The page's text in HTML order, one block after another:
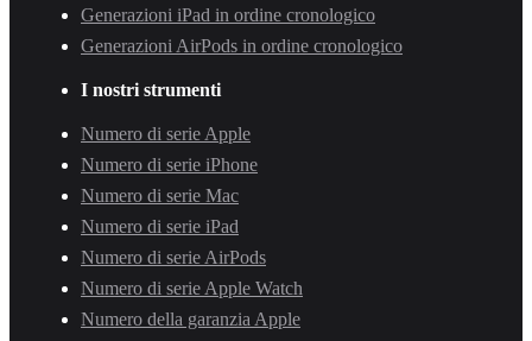
Generazioni iPad in ordine cronologico
Generazioni AirPods in ordine cronologico
I nostri strumenti
Numero di serie Apple
Numero di serie iPhone
Numero di serie Mac
Numero di serie iPad
Numero di serie AirPods
Numero di serie Apple Watch
Numero della garanzia Apple